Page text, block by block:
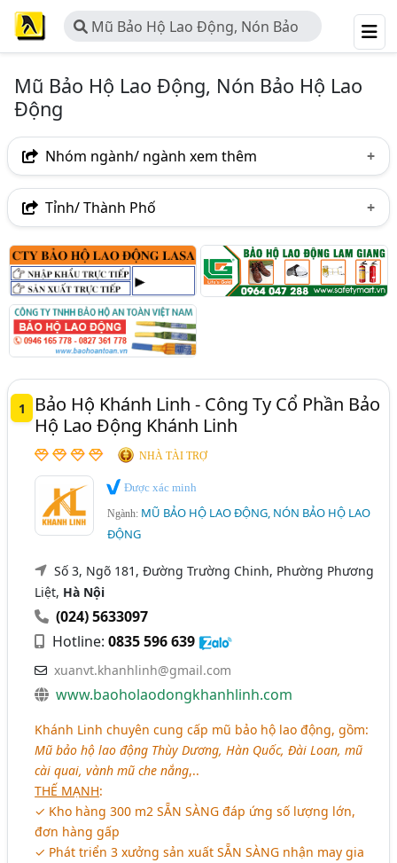
Mũ Bảo Hộ Lao Động, Nón Bảo
Hộ Lao Động
Mũ Bảo Hộ Lao Động, Nón Bảo Hộ Lao
Động
Nhóm ngành/ ngành xem thêm
Ngành nghề
Ngành xem thêm
Bảo Hộ Lao Động (1378)
Nón, Mũ - Sản Xuất Và Bán Buôn (270)
Tỉnh/ Thành Phố
Hà Nội TP. Hồ Chí Minh (TPHCM)
Đồng Nai
Bình Dương
Tp. Đà Nẵng
TP. Hải Phòng
Bà Rịa-Vũng Tàu
Bắc Ninh
Hà Tĩnh
Khánh Hòa
Nghệ An
Phú Thọ Quảng Ninh
Quảng Trị
Thái Bình
Thái Nguyên
TP. Cần Thơ
Vĩnh Phúc
Đắk Lắk Bắc Giang
Hải Dương
Long An
Quảng Nam
Quảng Ngãi Tây Ninh
1
Bảo Hộ Khánh Linh - Công Ty Cổ Phần Bảo
Hộ Lao Động Khánh Linh
NHÀ TÀI TRỢ
Được xác minh
Ngành: MŨ BẢO HỘ LAO ĐỘNG, NÓN BẢO HỘ LAO
ĐỘNG
Số 3, Ngõ 181, Đường Trường Chinh, Phường Phương
Liệt, Hà Nội
(024) 5633097
Hotline:0835 596 639
xuanvt.khanhlinh@gmail.com
www.baoholaodongkhanhlinh.com
Khánh Linh chuyên cung cấp mũ bảo hộ lao động, gồm:
Mũ bảo hộ lao động Thùy Dương, Hàn Quốc, Đài Loan, mũ
cài quai, vành mũ che nắng,..
THẾ MẠNH:
✓ Kho hàng 300 m2 SẴN SÀNG đáp ứng số lượng lớn,
đơn hàng gấp
✓ Phát triển 3 xưởng sản xuất SẴN SÀNG nhận may gia